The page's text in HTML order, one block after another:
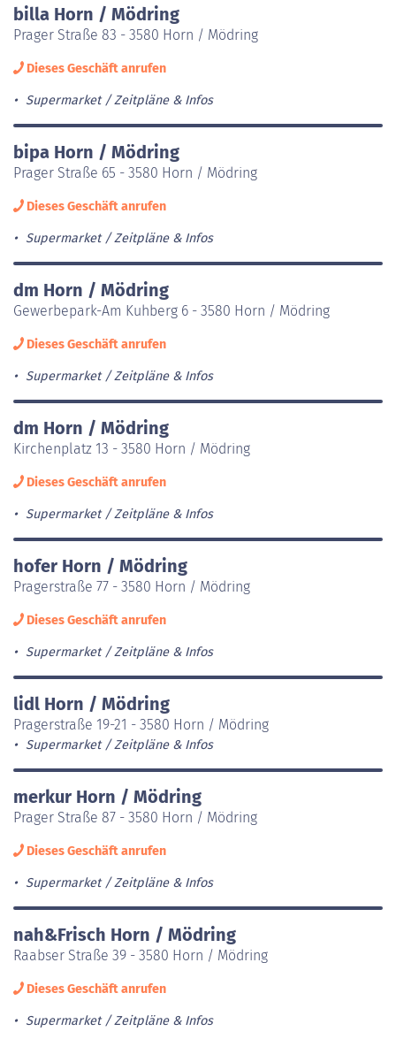
billa Horn / Mödring
Prager Straße 83 - 3580 Horn / Mödring
Dieses Geschäft anrufen
Supermarket Zeitpläne & Infos
bipa Horn / Mödring
Prager Straße 65 - 3580 Horn / Mödring
Dieses Geschäft anrufen
Supermarket Zeitpläne & Infos
dm Horn / Mödring
Gewerbepark-Am Kuhberg 6 - 3580 Horn / Mödring
Dieses Geschäft anrufen
Supermarket Zeitpläne & Infos
dm Horn / Mödring
Kirchenplatz 13 - 3580 Horn / Mödring
Dieses Geschäft anrufen
Supermarket Zeitpläne & Infos
hofer Horn / Mödring
Pragerstraße 77 - 3580 Horn / Mödring
Dieses Geschäft anrufen
Supermarket Zeitpläne & Infos
lidl Horn / Mödring
Pragerstraße 19-21 - 3580 Horn / Mödring
Supermarket Zeitpläne & Infos
merkur Horn / Mödring
Prager Straße 87 - 3580 Horn / Mödring
Dieses Geschäft anrufen
Supermarket Zeitpläne & Infos
nah&Frisch Horn / Mödring
Raabser Straße 39 - 3580 Horn / Mödring
Dieses Geschäft anrufen
Supermarket Zeitpläne & Infos